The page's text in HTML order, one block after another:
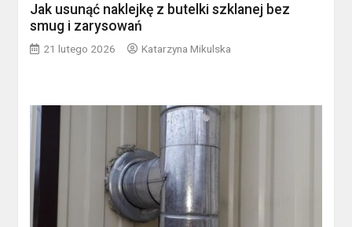
Jak usunąć naklejkę z butelki szklanej bez
smug i zarysowań
21 lutego 2026 Katarzyna Mikulska